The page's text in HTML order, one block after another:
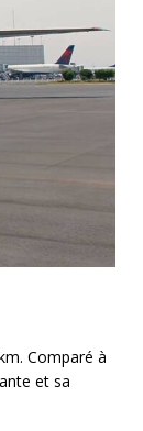
Comparé à
et sa